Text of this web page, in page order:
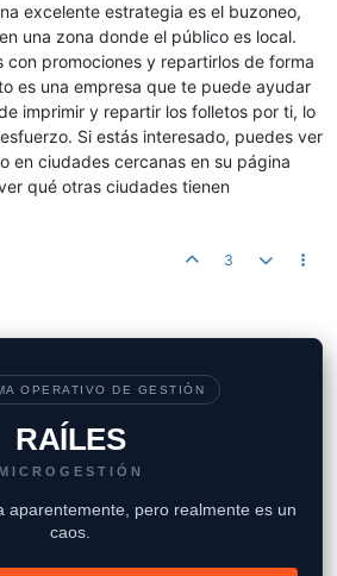
excelente estrategia es el buzoneo,
una zona donde el público es local.
con promociones y repartirlos de forma
es una empresa que te puede ayudar
imprimir y repartir los folletos por ti, lo
Si estás interesado, puedes ver
en ciudades cercanas en su página
qué otras ciudades tienen
3
OPERATIVO DE GESTIÓN
RAÍLES
aparentemente, pero realmente es un
caos.